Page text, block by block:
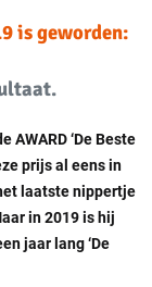
is geworden:
AWARD ‘De Beste
prijs al eens in
laatste nippertje
in 2019 is hij
jaar lang ‘De